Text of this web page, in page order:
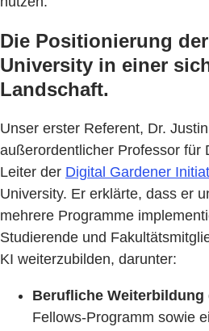
Die Positionierung
University in einer
Landschaft.
Unser erster Referent, Dr.
außerordentlicher Professor für
Leiter der Digital Gardener
University. Er erklärte, dass er
mehrere Programme
Studierende und
KI weiterzubilden, darunter:
Berufliche Weiterbildung
Fellows-Programm sowie